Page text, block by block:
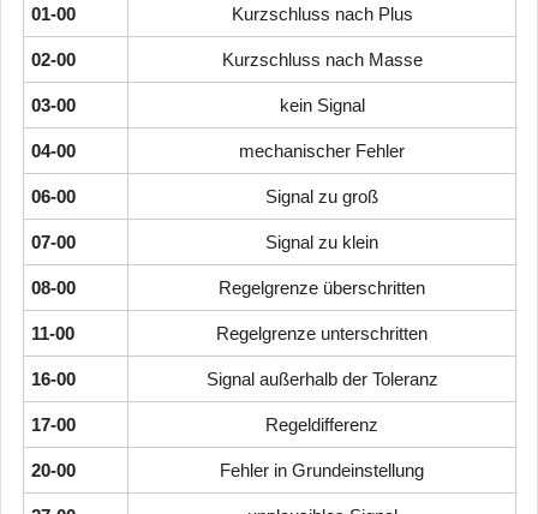
01-00 Kurzschluss nach Plus
02-00 Kurzschluss nach Masse
03-00 kein Signal
04-00 mechanischer Fehler
06-00 Signal zu groß
07-00 Signal zu klein
08-00 Regelgrenze überschritten
11-00 Regelgrenze unterschritten
16-00 Signal außerhalb der Toleranz
17-00 Regeldifferenz
20-00 Fehler in Grundeinstellung